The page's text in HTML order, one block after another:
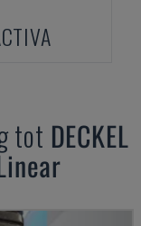
tot DECKEL